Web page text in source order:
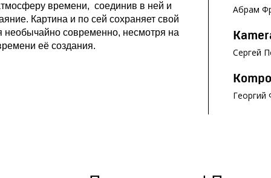
времени, соединив в ней и
Картина и по сей сохраняет свой
необычайно современно, несмотря на
её создания.
Абрам
Сергей
Георгий